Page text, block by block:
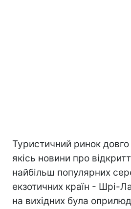
Туристичний ринок
якісь новини про
найбільш популярних
екзотичних країн - Шрі-
на вихідних була